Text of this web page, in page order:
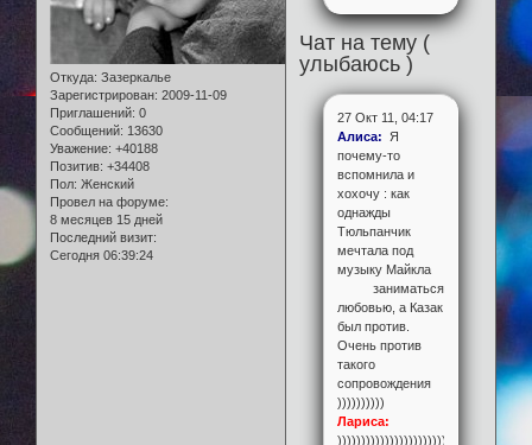
Откуда: Зазеркалье
Зарегистрирован: 2009-11-09
Приглашений: 0
Сообщений: 13630
Уважение: +40188
Позитив: +34408
Пол: Женский
Провел на форуме:
8 месяцев 15 дней
Последний визит:
Сегодня 06:39:24
Чат на тему (
улыбаюсь )
27 Окт 11, 04:17
Алиса: Я
почему-то
вспомнила и
хохочу : как
однажды
Тюльпанчик
мечтала под
музыку Майкла
заниматься
любовью, а Казак
был против.
Очень против
такого
сопровождения
))))))))))
Лариса:
))))))))))))))))))))))))))))))))